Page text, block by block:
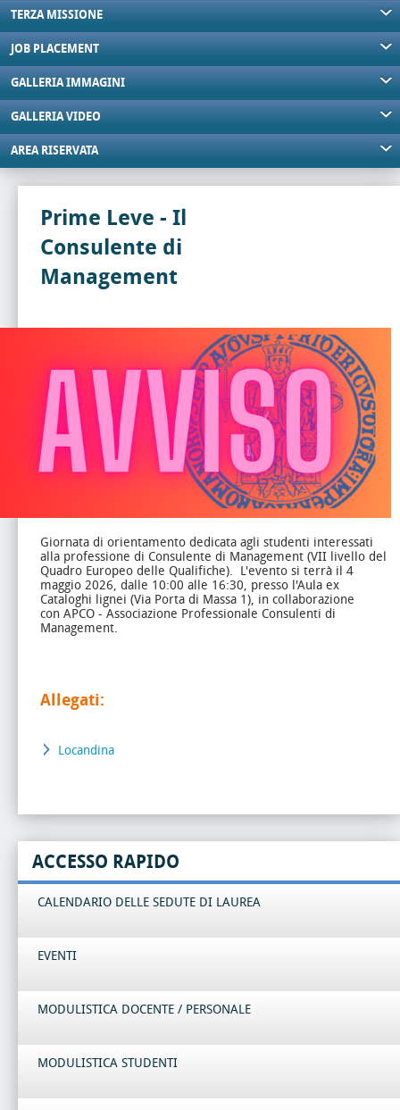
TERZA MISSIONE
JOB PLACEMENT
GALLERIA IMMAGINI
GALLERIA VIDEO
AREA RISERVATA
Prime Leve - Il
Consulente di
Management
Giornata di orientamento dedicata agli studenti interessati
alla professione di Consulente di Management (VII livello del
Quadro Europeo delle Qualifiche). L'evento si terrà il 4
maggio 2026, dalle 10:00 alle 16:30, presso l'Aula ex
Cataloghi lignei (Via Porta di Massa 1), in collaborazione
con APCO - Associazione Professionale Consulenti di
Management.
Allegati:
Locandina
ACCESSO RAPIDO
CALENDARIO DELLE SEDUTE DI LAUREA
EVENTI
MODULISTICA DOCENTE / PERSONALE
MODULISTICA STUDENTI